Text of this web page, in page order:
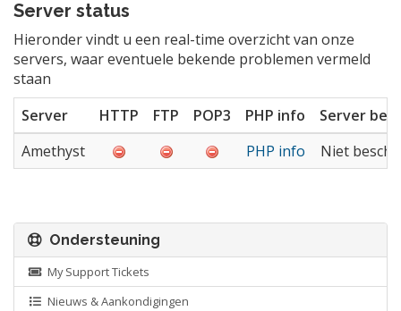
Server status
Hieronder vindt u een real-time overzicht van onze
servers, waar eventuele bekende problemen vermeld
staan
Server
HTTP FTP POP3 PHP info
Server
Amethyst
PHP info Niet
Ondersteuning
My Support Tickets
Nieuws & Aankondigingen